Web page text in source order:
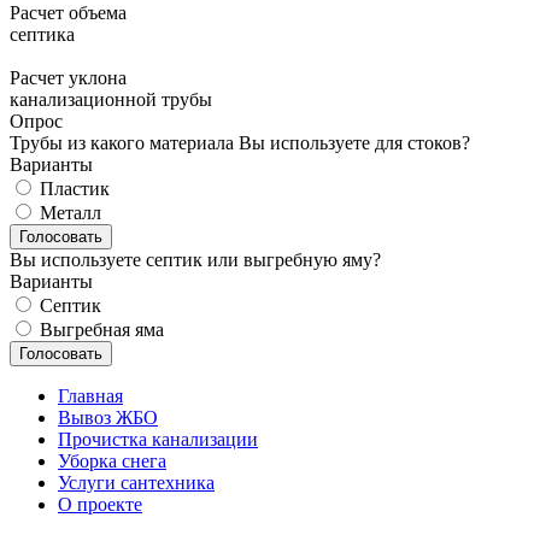
Расчет объема
септика
Расчет уклона
канализационной трубы
Опрос
Трубы из какого материала Вы используете для стоков?
Варианты
Пластик
Металл
Вы используете септик или выгребную яму?
Варианты
Септик
Выгребная яма
Главная
Вывоз ЖБО
Прочистка канализации
Уборка снега
Услуги сантехника
О проекте